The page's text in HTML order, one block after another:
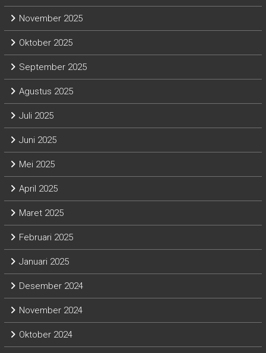
November 2025
Oktober 2025
September 2025
Agustus 2025
Juli 2025
Juni 2025
Mei 2025
April 2025
Maret 2025
Februari 2025
Januari 2025
Desember 2024
November 2024
Oktober 2024